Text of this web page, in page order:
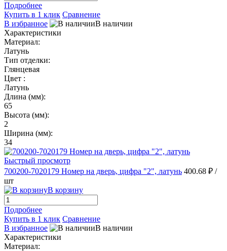
Подробнее
Купить в 1 клик Сравнение
В избранное
В наличии
Характеристики
Материал:
Латунь
Тип отделки:
Глянцевая
Цвет :
Латунь
Длина (мм):
65
Высота (мм):
2
Ширина (мм):
34
Быстрый просмотр
700200-7020179 Номер на дверь, цифра "2", латунь 400.68 ₽ /
шт
В корзину
Подробнее
Купить в 1 клик Сравнение
В избранное
В наличии
Характеристики
Материал: